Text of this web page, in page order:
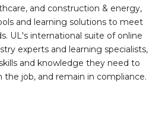
and construction & energy,
and learning solutions to meet
UL's international suite of online
experts and learning specialists,
and knowledge they need to
the job, and remain in compliance.